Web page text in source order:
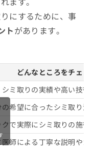
にするために、事
トがあります。
どんなところをチェッ
シミ取りの実績や高い技術
の希望に合ったシミ取り治
で実際にシミ取りの施術
医師による丁寧な説明やカ